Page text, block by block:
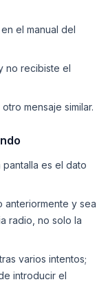
el manual del
no recibiste el
otro mensaje similar.
es el dato
anteriormente y sea
radio, no solo la
varios intentos;
introducir el